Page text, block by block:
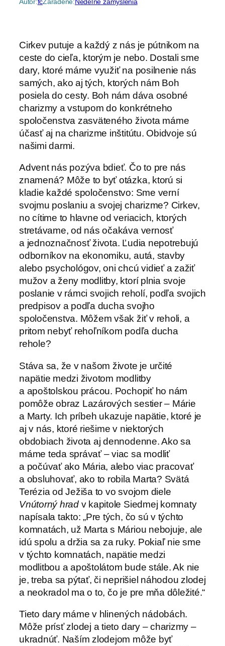
Cirkev putuje a každý z nás je pútnikom na
ceste do cieľa, ktorým je nebo. Dostali sme
dary, ktoré máme využiť na posilnenie nás
samých, ako aj tých, ktorých nám Boh
posiela do cesty. Boh nám dáva osobné
charizmy a vstupom do konkrétneho
spoločenstva zasväteného života máme
účasť aj na charizme inštitútu. Obidvoje sú
našimi darmi.
Advent nás pozýva bdieť. Čo to pre nás
znamená? Môže to byť otázka, ktorú si
kladie každé spoločenstvo: Sme verní
svojmu poslaniu a svojej charizme? Cirkev,
no cítime to hlavne od veriacich, ktorých
stretávame, od nás očakáva vernosť
a jednoznačnosť života. Ľudia nepotrebujú
odborníkov na ekonomiku, autá, stavby
alebo psychológov, oni chcú vidieť a zažiť
mužov a ženy modlitby, ktorí plnia svoje
poslanie v rámci svojich reholí, podľa svojich
predpisov a podľa ducha svojho
spoločenstva. Môžem však žiť v reholi, a
pritom nebyť rehoľníkom podľa ducha
rehole?
Stáva sa, že v našom živote je určité
napätie medzi životom modlitby
a apoštolskou prácou. Pochopiť ho nám
pomôže obraz Lazárových sestier – Márie
a Marty. Ich príbeh ukazuje napätie, ktoré je
aj v nás, ktoré riešime v niektorých
obdobiach života aj dennodenne. Ako sa
máme teda správať – viac sa modliť
a počúvať ako Mária, alebo viac pracovať
a obsluhovať, ako to robila Marta? Svätá
Terézia od Ježiša to vo svojom diele
Vnútorný hradv kapitole Siedmej komnaty
napísala takto: „Pre tých, čo sú v týchto
komnatách, už Marta s Máriou nebojuje, ale
idú spolu a držia sa za ruky. Pokiaľ nie sme
v týchto komnatách, napätie medzi
modlitbou a apoštolátom bude stále. Ak nie
je, treba sa pýtať, či neprišiel náhodou zlodej
a neokradol ma o to, čo je pre mňa dôležité.“
Tieto dary máme v hlinených nádobách.
Môže prísť zlodej a tieto dary – charizmy –
ukradnúť. Naším zlodejom môže byť